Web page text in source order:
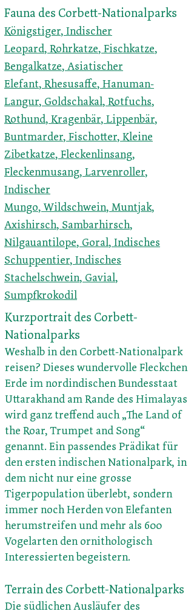
Fauna des Corbett-Nationalparks
Königstiger, Indischer
Leopard, Rohrkatze, Fischkatze,
Bengalkatze, Asiatischer
Elefant, Rhesusaffe, Hanuman-
Langur, Goldschakal, Rotfuchs,
Rothund, Kragenbär, Lippenbär,
Buntmarder, Fischotter, Kleine
Zibetkatze, Fleckenlinsang,
Fleckenmusang, Larvenroller,
Indischer
Mungo, Wildschwein, Muntjak,
Axishirsch, Sambarhirsch,
Nilgauantilope, Goral, Indisches
Schuppentier, Indisches
Stachelschwein, Gavial,
Sumpfkrokodil
Kurzportrait des Corbett-
Nationalparks
Weshalb in den Corbett-Nationalpark
reisen? Dieses wundervolle Fleckchen
Erde im nordindischen Bundesstaat
Uttarakhand am Rande des Himalayas
wird ganz treffend auch „The Land of
the Roar, Trumpet and Song“
genannt. Ein passendes Prädikat für
den ersten indischen Nationalpark, in
dem nicht nur eine grosse
Tigerpopulation überlebt, sondern
immer noch Herden von Elefanten
herumstreifen und mehr als 600
Vogelarten den ornithologisch
Interessierten begeistern.
Terrain des Corbett-Nationalparks
Die südlichen Ausläufer des